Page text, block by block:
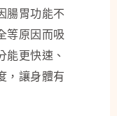
腸胃功能不
等原因而吸
能更快速、
，讓身體有